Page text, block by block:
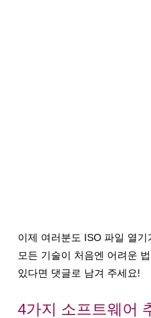
이제 여러분도 ISO 파일 열
모든 기술이 처음엔 어려운
있다면 댓글로 남겨 주세요!
4가지 소프트웨어